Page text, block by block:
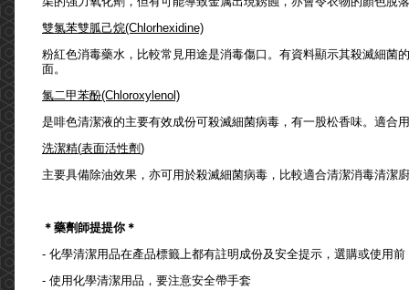
雙氯苯雙胍己烷(Chlorhexidine)
粉紅色消毒藥水，比較常見用途是消毒傷口。有資料顯示其殺滅細菌
面。
氯二甲苯酚(Chloroxylenol)
是啡色清潔液的主要有效成份可殺滅細菌病毒，有一股松香味。適合
洗潔精(表面活性劑)
主要具備除油效果，亦可用於殺滅細菌病毒，比較適合清潔消毒清潔
＊ 藥劑師提提你＊
- 化學清潔用品在產品標籤上都有註明成份及安全提示，選購或使用前
- 使用化學清潔用品，要注意安全帶手套